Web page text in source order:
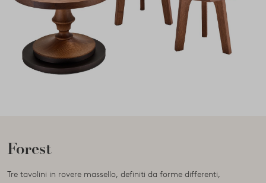
Forest
Tre tavolini in rovere massello, definiti da forme differenti,